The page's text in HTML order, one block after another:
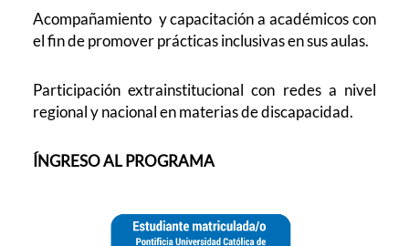
Acompañamiento y capacitación a académicos con
el fin de promover prácticas inclusivas en sus aulas.
Participación extrainstitucional con redes a nivel
regional y nacional en materias de discapacidad.
ÍNGRESO AL PROGRAMA